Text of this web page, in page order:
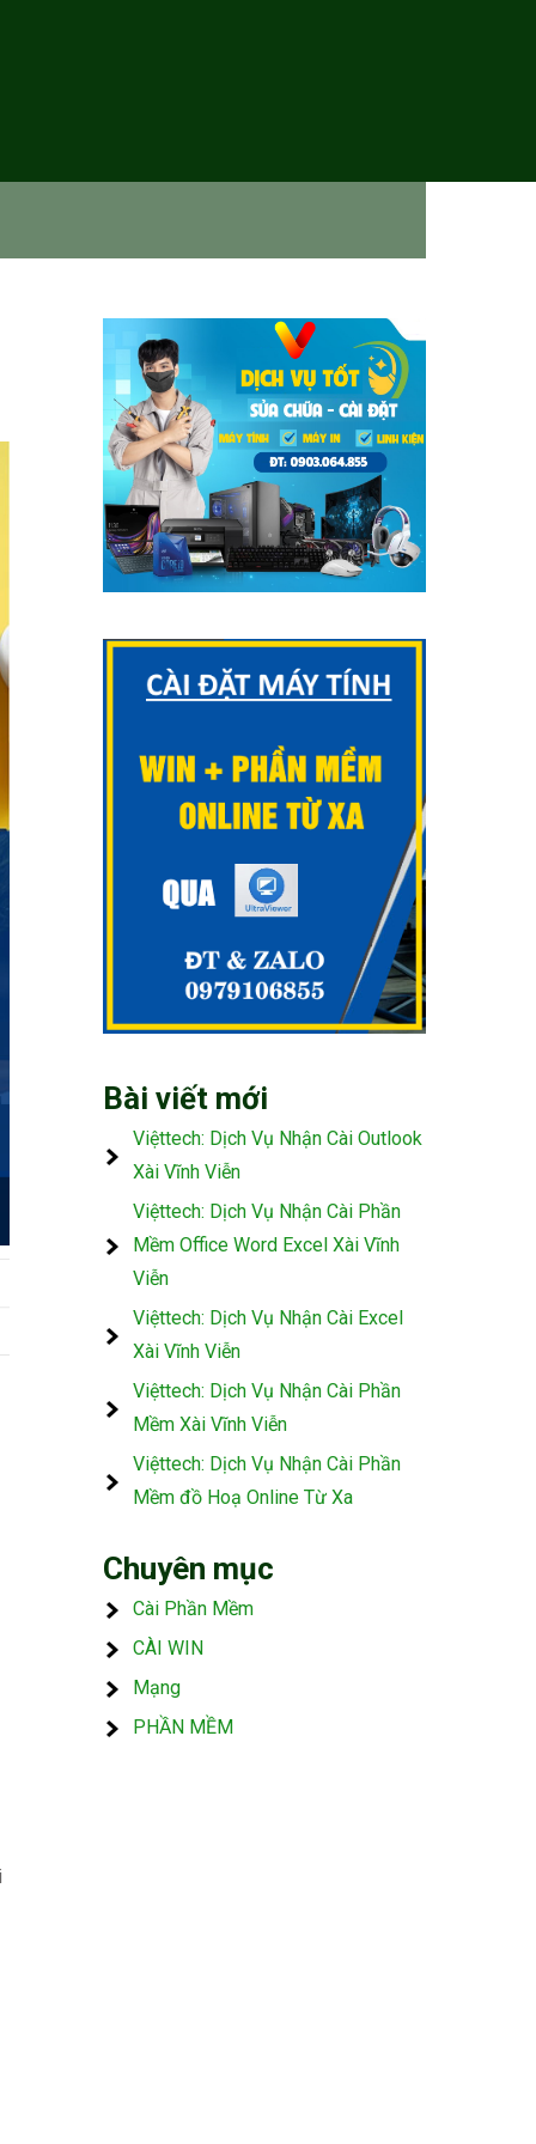
Bài viết mới
Việttech: Dịch Vụ Nhận Cài Outlook
Xài Vĩnh Viễn
Việttech: Dịch Vụ Nhận Cài Phần
Mềm Office Word Excel Xài Vĩnh
Viễn
Việttech: Dịch Vụ Nhận Cài Excel
Xài Vĩnh Viễn
Việttech: Dịch Vụ Nhận Cài Phần
Mềm Xài Vĩnh Viễn
Việttech: Dịch Vụ Nhận Cài Phần
Mềm đồ Hoạ Online Từ Xa
Chuyên mục
Cài Phần Mềm
CÀI WIN
Mạng
PHẦN MỀM